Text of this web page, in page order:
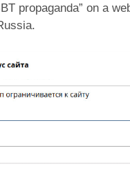
propaganda” on a